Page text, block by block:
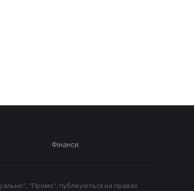
Фінанси
"Промо", публікуються на правах